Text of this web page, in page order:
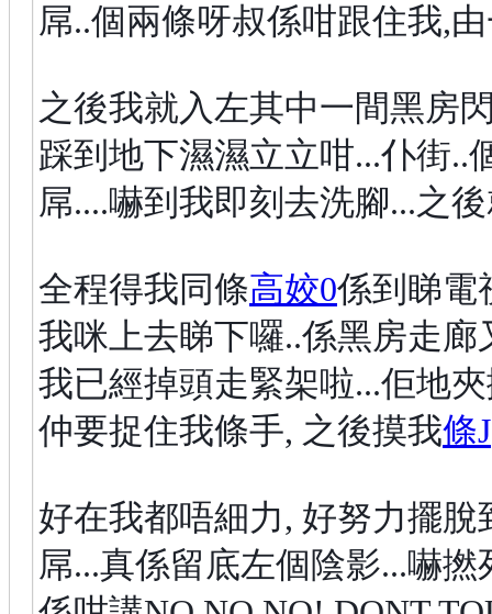
屌..個兩條呀叔係咁跟住我,
之後我就入左其中一間黑房
踩到地下濕濕立立咁...仆街..
屌....嚇到我即刻去洗腳...之
全程得我同條高姣0係到睇電
我咪上去睇下囉..係黑房走廊
我已經掉頭走緊架啦...佢地
仲要捉住我條手, 之後摸我條J
好在我都唔細力, 好努力擺脫
屌...真係留底左個陰影...嚇撚